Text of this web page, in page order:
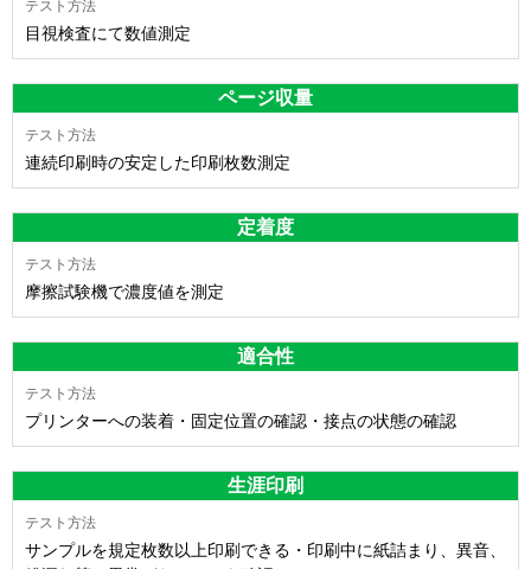
目視検査にて数値測定
ページ収量
連続印刷時の安定した印刷枚数測定
定着度
摩擦試験機で濃度値を測定
適合性
プリンターへの装着・固定位置の確認・接点の状態の確認
生涯印刷
サンプルを規定枚数以上印刷できる・印刷中に紙詰まり、異音、